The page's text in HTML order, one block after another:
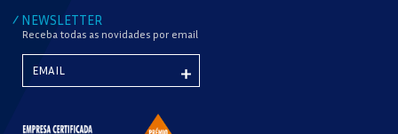
/ NEWSLETTER
Receba todas as novidades por email